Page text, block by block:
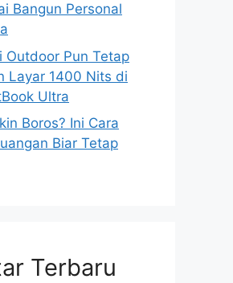
Bangun Personal
Outdoor Pun Tetap
Layar 1400 Nits di
Ultra
Boros? Ini Cara
Biar Tetap
Terbaru